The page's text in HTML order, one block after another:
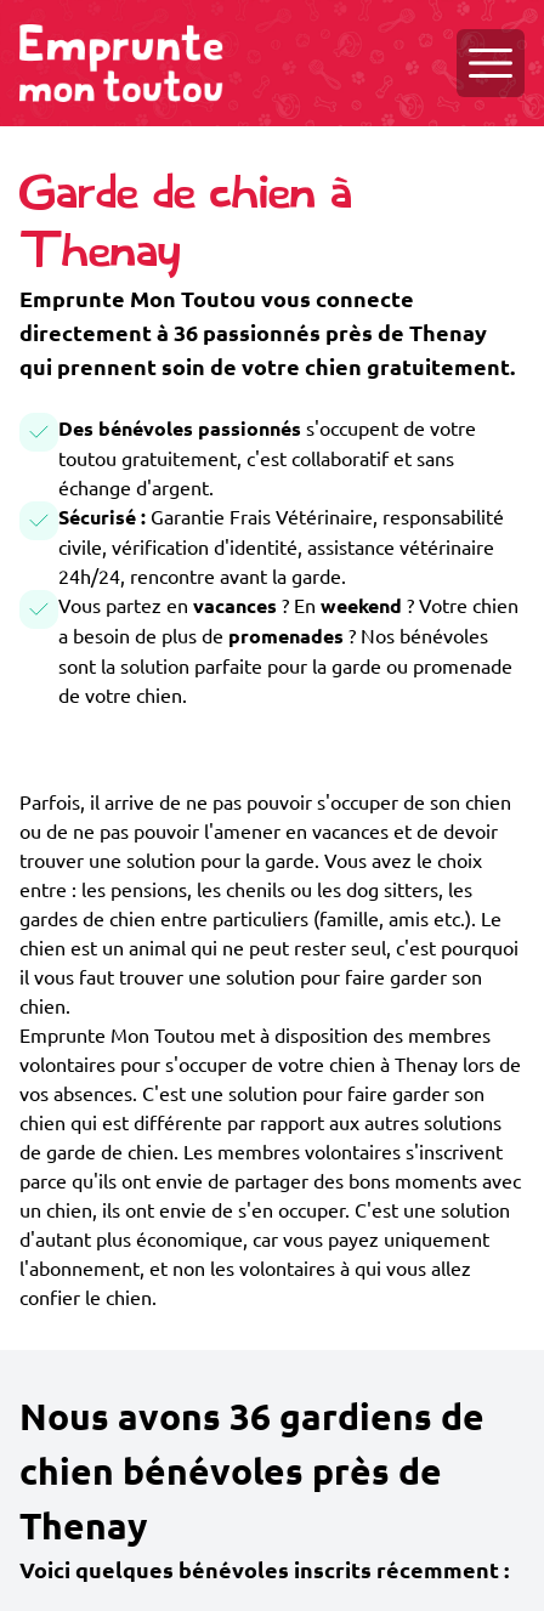
Garde de chien à
Thenay
Emprunte Mon Toutou vous connecte
directement à 36 passionnés près de Thenay
qui prennent soin de votre chien gratuitement.
Des bénévoles passionnés s'occupent de votre
toutou gratuitement, c'est collaboratif et sans
échange d'argent.
Sécurisé : Garantie Frais Vétérinaire, responsabilité
civile, vérification d'identité, assistance vétérinaire
24h/24, rencontre avant la garde.
Vous partez en vacances ? En weekend ? Votre chien
a besoin de plus de promenades ? Nos bénévoles
sont la solution parfaite pour la garde ou promenade
de votre chien.
Parfois, il arrive de ne pas pouvoir s'occuper de son chien
ou de ne pas pouvoir l'amener en vacances et de devoir
trouver une solution pour la garde. Vous avez le choix
entre : les pensions, les chenils ou les dog sitters, les
gardes de chien entre particuliers (famille, amis etc.). Le
chien est un animal qui ne peut rester seul, c'est pourquoi
il vous faut trouver une solution pour faire garder son
chien.
Emprunte Mon Toutou met à disposition des membres
volontaires pour s'occuper de votre chien à Thenay lors de
vos absences. C'est une solution pour faire garder son
chien qui est différente par rapport aux autres solutions
de garde de chien. Les membres volontaires s'inscrivent
parce qu'ils ont envie de partager des bons moments avec
un chien, ils ont envie de s'en occuper. C'est une solution
d'autant plus économique, car vous payez uniquement
l'abonnement, et non les volontaires à qui vous allez
confier le chien.
Nous avons 36 gardiens de
chien bénévoles près de
Thenay
Voici quelques bénévoles inscrits récemment :